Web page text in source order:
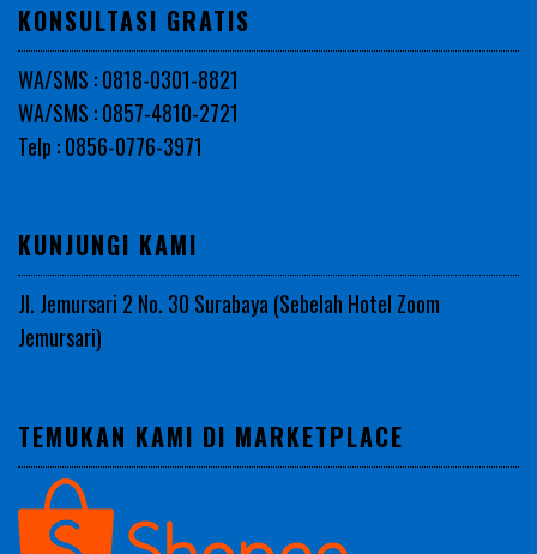
KONSULTASI GRATIS
WA/SMS : 0818-0301-8821
WA/SMS : 0857-4810-2721
Telp : 0856-0776-3971
KUNJUNGI KAMI
Jl. Jemursari 2 No. 30 Surabaya (Sebelah Hotel Zoom
Jemursari)
TEMUKAN KAMI DI MARKETPLACE